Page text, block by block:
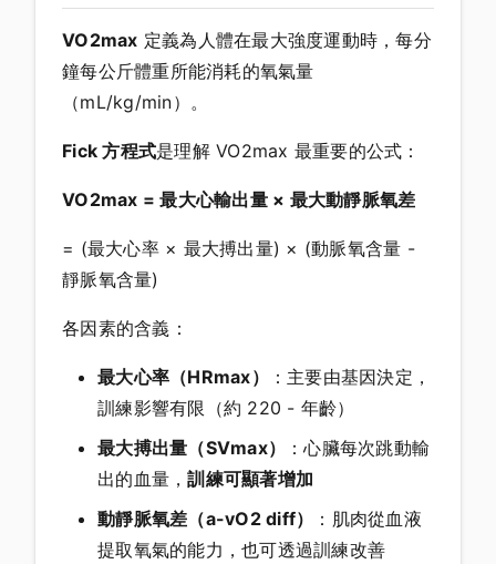
VO2max 定義為人體在最大強度運動時，每分
鐘每公斤體重所能消耗的氧氣量
（mL/kg/min）。
Fick 方程式是理解 VO2max 最重要的公式：
VO2max = 最大心輸出量 × 最大動靜脈氧差
= (最大心率 × 最大搏出量) × (動脈氧含量 -
靜脈氧含量)
各因素的含義：
最大心率（HRmax）
：主要由基因決定，
訓練影響有限（約 220 - 年齡）
最大搏出量（SVmax）
：心臟每次跳動輸
出的血量，訓練可顯著增加
動靜脈氧差（a-vO2 diff）
：肌肉從血液
提取氧氣的能力，也可透過訓練改善